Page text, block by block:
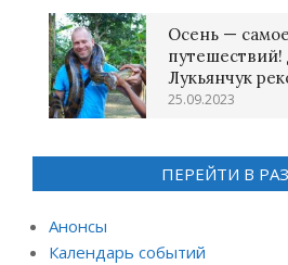
Осень —
Лукьянчук
25.09.2023
ПЕРЕЙТИ В
Анонсы
Календарь событий